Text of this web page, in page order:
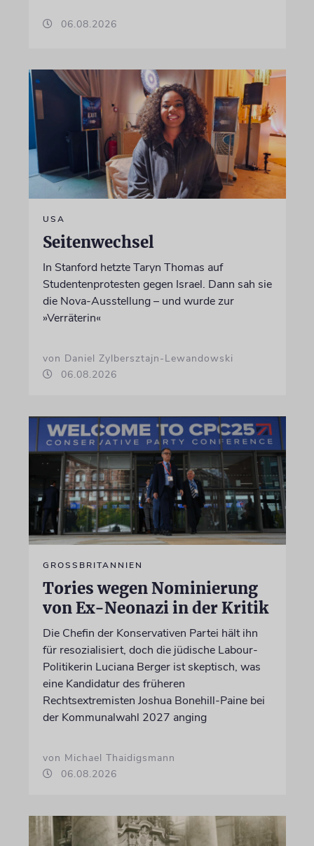
06.08.2026
USA
Seitenwechsel
In Stanford hetzte Taryn Thomas auf
Studentenprotesten gegen Israel. Dann sah sie
die Nova-Ausstellung – und wurde zur
»Verräterin«
von Daniel Zylbersztajn-Lewandowski
06.08.2026
GROSSBRITANNIEN
Tories wegen Nominierung
von Ex-Neonazi in der Kritik
Die Chefin der Konservativen Partei hält ihn
für resozialisiert, doch die jüdische Labour-
Politikerin Luciana Berger ist skeptisch, was
eine Kandidatur des früheren
Rechtsextremisten Joshua Bonehill-Paine bei
der Kommunalwahl 2027 anging
von Michael Thaidigsmann
06.08.2026